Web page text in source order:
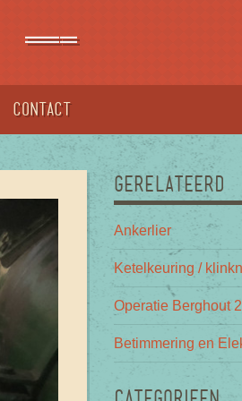
===
Contact
GERELATEERD
Ankerlier
Ketelkeuring /
Operatie Berghout
Betimmering en